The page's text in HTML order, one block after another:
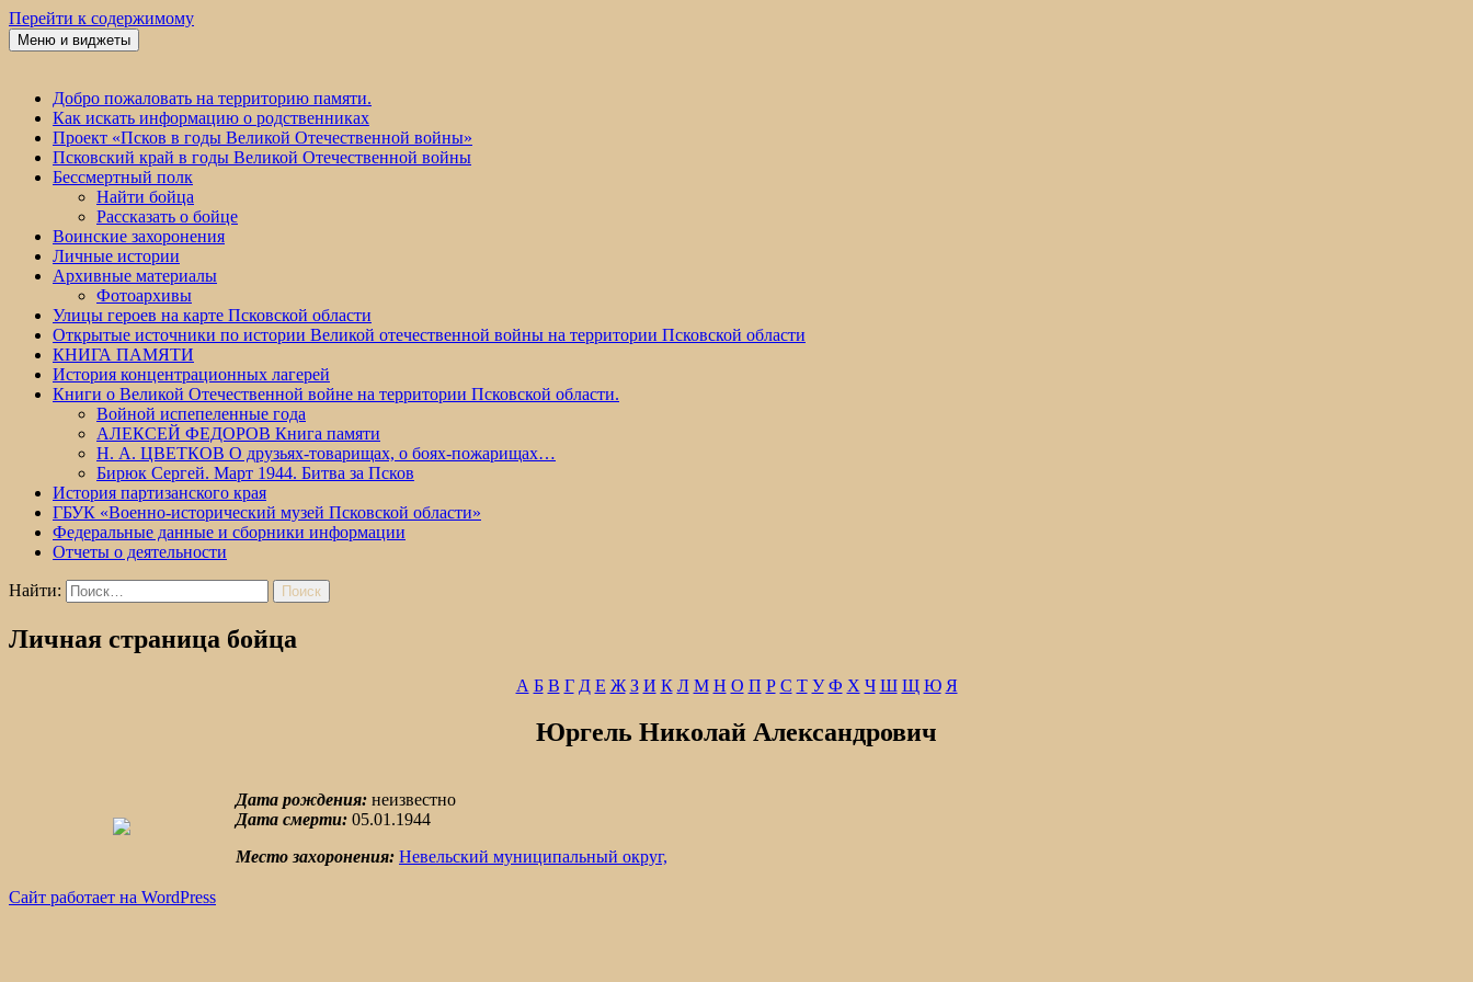
Перейти к содержимому
Победа 60
Меню и виджеты
Добро пожаловать на территорию памяти.
Как искать информацию о родственниках
Проект «Псков в годы Великой Отечественной войны»
Псковский край в годы Великой Отечественной войны
Бессмертный полк
Найти бойца
Рассказать о бойце
Воинские захоронения
Личные истории
Архивные материалы
Фотоархивы
Улицы героев на карте Псковской области
Открытые источники по истории Великой отечественной войны на территории Псковской области
КНИГА ПАМЯТИ
История концентрационных лагерей
Книги о Великой Отечественной войне на территории Псковской области.
Войной испепеленные года
АЛЕКСЕЙ ФЕДОРОВ Книга памяти
Н. А. ЦВЕТКОВ О друзьях-товарищах, о боях-пожарищах…
Бирюк Сергей. Март 1944. Битва за Псков
История партизанского края
ГБУК «Военно-исторический музей Псковской области»
Федеральные данные и сборники информации
Отчеты о деятельности
Найти:
Личная страница бойца
А Б В Г Д Е Ж З И К Л М Н О П Р С Т У Ф Х Ч Ш Щ Ю Я
Юргель Николай Александрович
Дата рождения: неизвестно
Дата смерти: 05.01.1944
Место захоронения: Невельский муниципальный округ,
Сайт работает на WordPress